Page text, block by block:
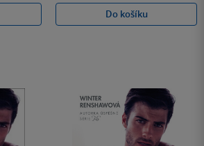
Do košíku